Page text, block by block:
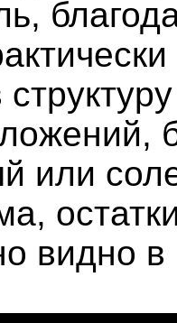
или
видно